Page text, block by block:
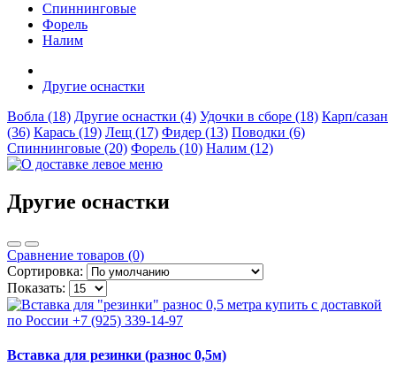
Спиннинговые
Форель
Налим
Другие оснастки
Вобла (18) Другие оснастки (4) Удочки в сборе (18) Карп/сазан
(36) Карась (19) Лещ (17) Фидер (13) Поводки (6)
Спиннинговые (20) Форель (10) Налим (12)
Другие оснастки
Сравнение товаров (0)
Сортировка:
Показать:
Вставка для резинки (разнос 0,5м)